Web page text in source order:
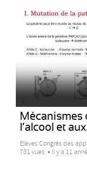
Mécanismes
l’alcool et
Elèves Congrès des
781 vues
Il y a 11